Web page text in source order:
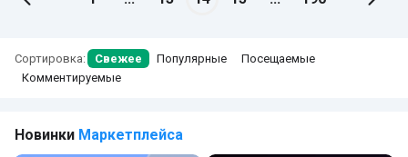
Сортировка: Свежее Популярные
Посещаемые
Комментируемые
Новинки Маркетплейса